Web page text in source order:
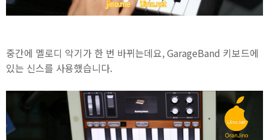
중간에 멜로디 악기가 한 번 바뀌는데요, GarageBand 키보드에
있는 신스를 사용했습니다.